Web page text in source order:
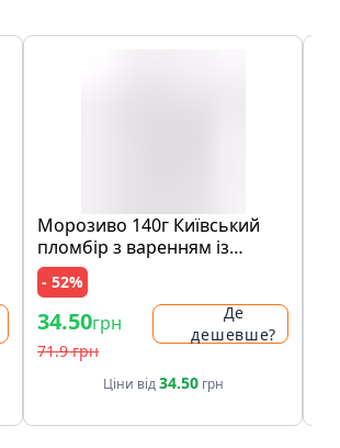
Морозиво 140г Київський
пломбір з варенням із
лохини карт/ст
- 52%
34.50грн
71.9 грн
Де
дешевше?
Ціни від34.50грн